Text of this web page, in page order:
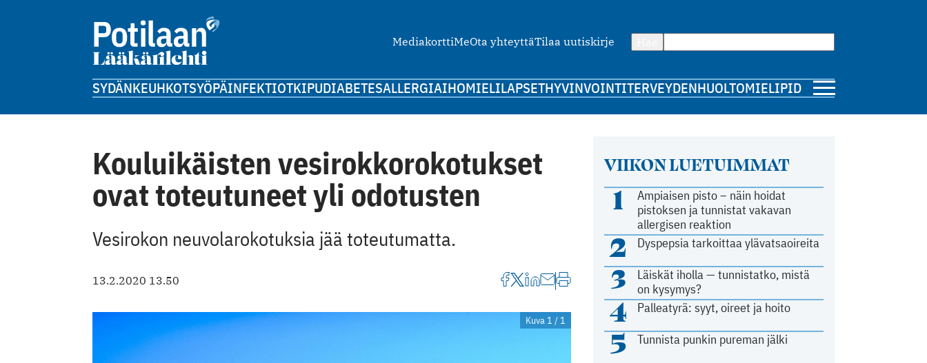
MediakorttiMeOta yhteyttäTilaa uutiskirje
SYDÄNKEUHKOTSYÖPÄINFEKTIOTKIPUDIABETESALLERGIAIHOMIELILAPSETHYVINVOINTITERVEYDENHUOLTOMIELIPIDE
VIIKON LUETUIMMAT
1
Ampiaisen pisto – näin hoidat
pistoksen ja tunnistat vakavan
allergisen reaktion
2 Dyspepsia tarkoittaa ylävatsaoireita
3
Läiskät iholla — tunnistatko, mistä
on kysymys?
4 Palleatyrä: syyt, oireet ja hoito
5 Tunnista punkin pureman jälki
Kouluikäisten vesirokkorokotukset
ovat toteutuneet yli odotusten
Vesirokon neuvolarokotuksia jää toteutumatta.
13.2.2020 13.50
Kuva 1 / 1